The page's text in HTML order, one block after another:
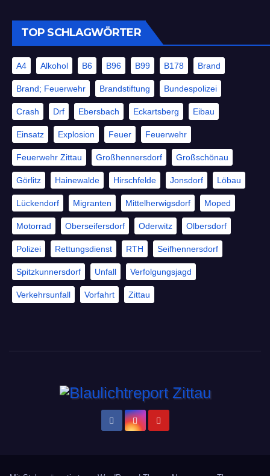
TOP SCHLAGWÖRTER
A4 Alkohol B6 B96 B99 B178 Brand
Brand; Feuerwehr Brandstiftung Bundespolizei
Crash Drf Ebersbach Eckartsberg Eibau
Einsatz Explosion Feuer Feuerwehr
Feuerwehr Zittau Großhennersdorf Großschönau
Görlitz Hainewalde Hirschfelde Jonsdorf Löbau
Lückendorf Migranten Mittelherwigsdorf Moped
Motorrad Oberseifersdorf Oderwitz Olbersdorf
Polizei Rettungsdienst RTH Seifhennersdorf
Spitzkunnersdorf Unfall Verfolgungsjagd
Verkehrsunfall Vorfahrt Zittau